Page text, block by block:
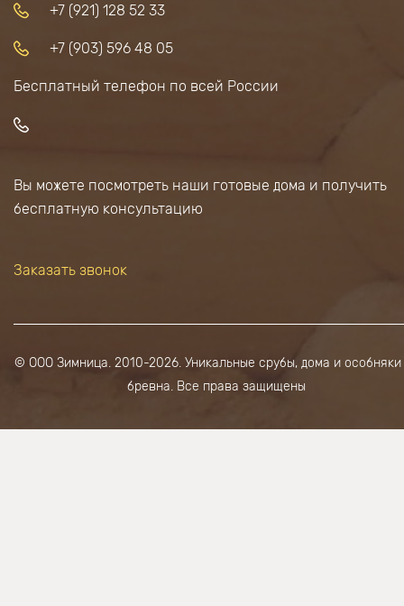
+7 (921) 128 52 33
+7 (903) 596 48 05
Бесплатный телефон по всей России
Вы можете посмотреть наши готовые дома и получить
бесплатную консультацию
Заказать звонок
© ООО Зимница. 2010-2026. Уникальные срубы, дома и особняки
бревна. Все права защищены